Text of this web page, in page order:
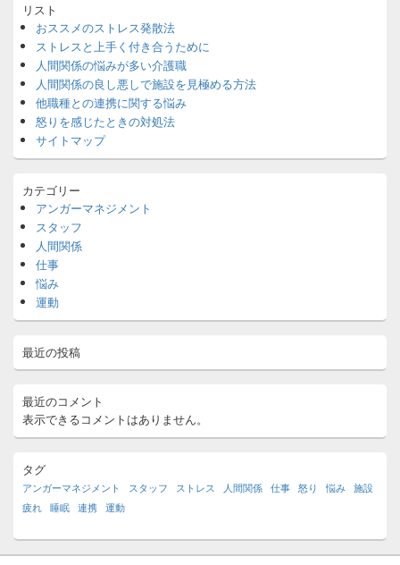
ン
サ
イ
ド
バ
ウ
ィ
ジ
ッ
ト
エ
リ
リスト
おススメのストレス発散法
ストレスと上手く付き合うために
人間関係の悩みが多い介護職
人間関係の良し悪しで施設を見極める方法
他職種との連携に関する悩み
怒りを感じたときの対処法
サイトマップ
カテゴリー
アンガーマネジメント
スタッフ
人間関係
仕事
悩み
運動
最近の投稿
最近のコメント
表示できるコメントはありません。
タグ
アンガーマネジメント スタッフ ストレス 人間関係 仕事 怒り 悩み 施設
疲れ 睡眠 連携 運動